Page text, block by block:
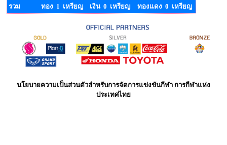
รวม
ทอง 1 เหรียญ
เงิน 0 เหรียญ
ทองแดง 0 เหรียญ
นโยบายความเป็นส่วนตัวสำหรับการจัดการแข่งขันกีฬา การกีฬาแห่ง
ประเทศไทย